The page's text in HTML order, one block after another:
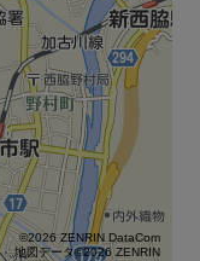
©2026 ZENRIN DataCom
地図データ©2026 ZENRIN